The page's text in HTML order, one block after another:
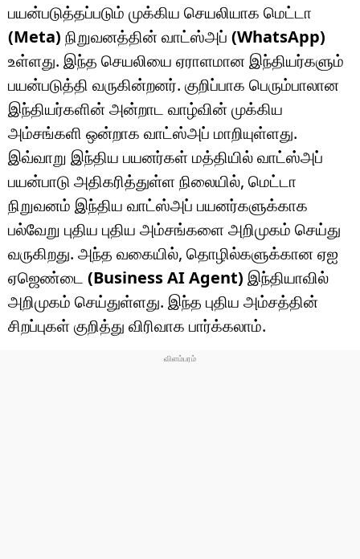
பயன்படுத்தப்படும் முக்கிய செயலியாக மெட்டா
(Meta) நிறுவனத்தின் வாட்ஸ்அப் (WhatsApp)
உள்ளது. இந்த செயலியை ஏராளமான இந்தியர்களும்
பயன்படுத்தி வருகின்றனர். குறிப்பாக பெரும்பாலான
இந்தியர்களின் அன்றாட வாழ்வின் முக்கிய
அம்சங்களி ஒன்றாக வாட்ஸ்அப் மாறியுள்ளது.
இவ்வாறு இந்திய பயனர்கள் மத்தியில் வாட்ஸ்அப்
பயன்பாடு அதிகரித்துள்ள நிலையில், மெட்டா
நிறுவனம் இந்திய வாட்ஸ்அப் பயனர்களுக்காக
பல்வேறு புதிய புதிய அம்சங்களை அறிமுகம் செய்து
வருகிறது. அந்த வகையில், தொழில்களுக்கான ஏஐ
ஏஜெண்டை (Business AI Agent) இந்தியாவில்
அறிமுகம் செய்துள்ளது. இந்த புதிய அம்சத்தின்
சிறப்புகள் குறித்து விரிவாக பார்க்கலாம்.